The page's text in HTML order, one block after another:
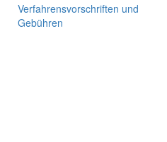
Verfahrensvorschriften und
Gebühren